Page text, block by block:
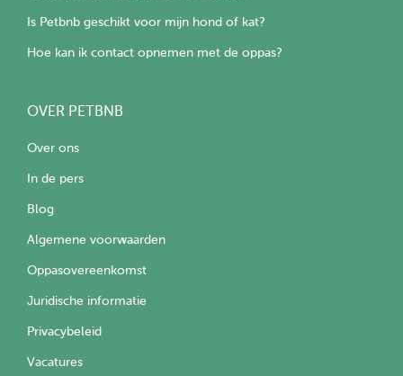
Is Petbnb geschikt voor mijn hond of kat?
Hoe kan ik contact opnemen met de oppas?
OVER PETBNB
Over ons
In de pers
Blog
Algemene voorwaarden
Oppasovereenkomst
Juridische informatie
Privacybeleid
Vacatures